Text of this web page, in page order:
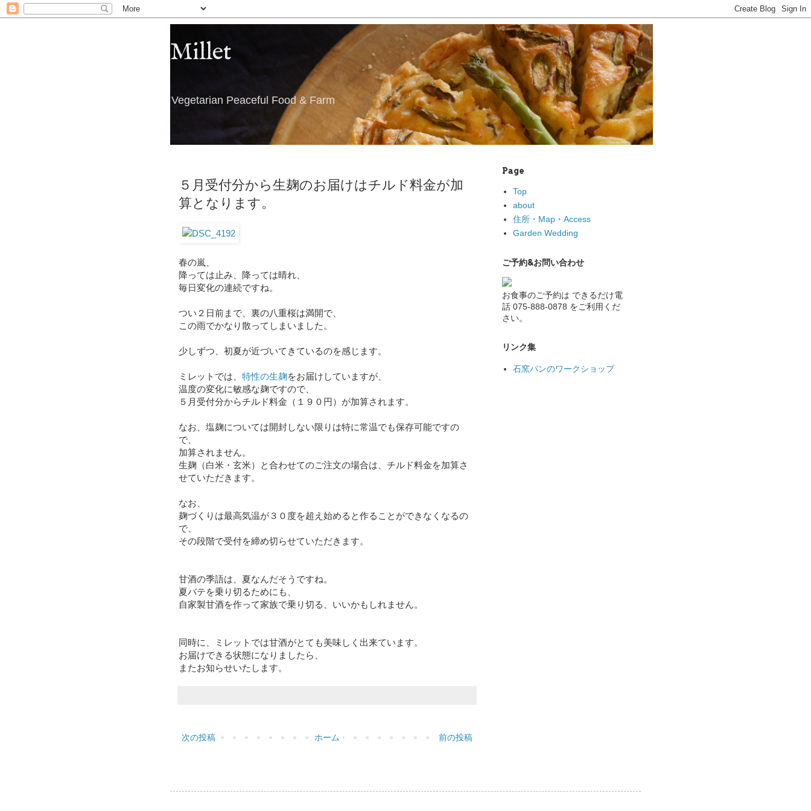
Millet
Vegetarian Peaceful Food & Farm
５月受付分から生麹のお届けはチルド料金が加
算となります。
春の嵐、
降っては止み、降っては晴れ、
毎日変化の連続ですね。
つい２日前まで、裏の八重桜は満開で、
この雨でかなり散ってしまいました。
少しずつ、初夏が近づいてきているのを感じます。
ミレットでは、 特性の生麹をお届けしていますが、
温度の変化に敏感な麹ですので、
５月受付分からチルド料金（１９０円）が加算されます。
なお、塩麹については開封しない限りは特に常温でも保存可能ですの
で、
加算されません。
生麹（白米・玄米）と合わせてのご注文の場合は、チルド料金を加算さ
せていただきます。
なお、
麹づくりは最高気温が３０度を超え始めると作ることができなくなるの
で、
その段階で受付を締め切らせていただきます。
甘酒の季語は、夏なんだそうですね。
夏バテを乗り切るためにも、
自家製甘酒を作って家族で乗り切る、いいかもしれません。
同時に、ミレットでは甘酒がとても美味しく出来ています。
お届けできる状態になりましたら、
またお知らせいたします。
次の投稿 前の投稿
ホーム
Page
Top
about
住所・Map・Access
Garden Wedding
ご予約&お問い合わせ
お食事のご予約は できるだけ電
話 075-888-0878 をご利用くだ
さい。
リンク集
石窯パンのワークショップ